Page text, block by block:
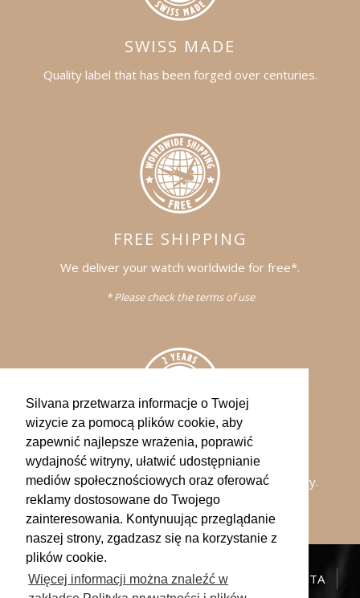
Silvana przetwarza informacje o Twojej
wizycie za pomocą plików cookie, aby
zapewnić najlepsze wrażenia, poprawić
wydajność witryny, ułatwić udostępnianie
mediów społecznościowych oraz oferować
reklamy dostosowane do Twojego
zainteresowania. Kontynuując przeglądanie
naszej strony, zgadzasz się na korzystanie z
plików cookie.
Więcej informacji można znaleźć w
SWISS MADE
Quality label that has been forged over centuries.
FREE SHIPPING
We deliver your watch worldwide for free*.
* Please check the terms of use
WARRANTY
All of our watches comes with a 2-years warranty.
KATALOG NEWS SKLEPY
OBSŁUGA KLIENTA